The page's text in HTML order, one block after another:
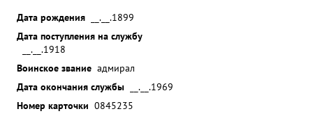
Дата рождения
__.__.1899
Дата поступления на службу
__.__.1918
Воинское звание адмирал
Дата окончания службы
__.__.1969
Номер карточки 0845235